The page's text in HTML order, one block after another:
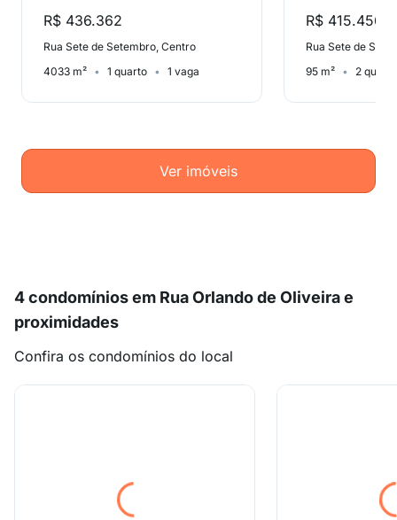
R$ 436.362
Rua Sete de Setembro, Centro
4033 m²
1 quarto 1 vaga
R$ 415.456
Rua Sete de
95 m²
2
Ver imóveis
4 condomínios em Rua Orlando de Oliveira e
proximidades
Confira os condomínios do local